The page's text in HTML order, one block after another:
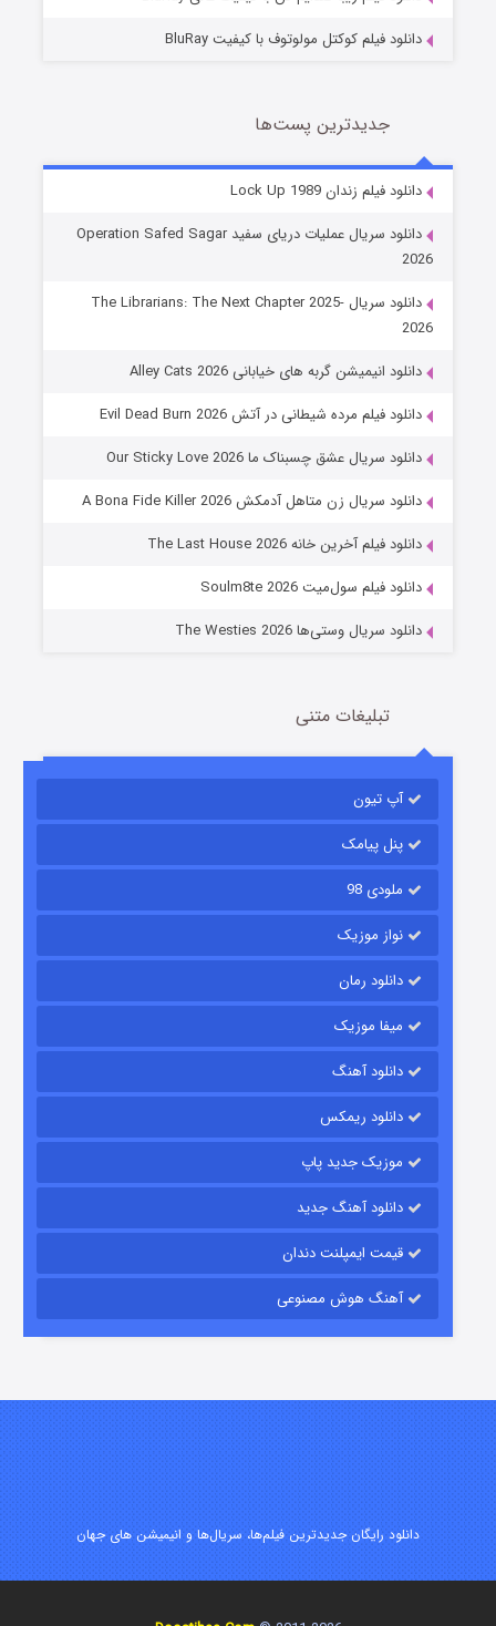
شوهر
عملیات آپارتمان
قسمت2 (زیرنویس) منتشر شد
مردگان متحرک: شهر مرده ۳
قسمت
شوگر فصل ۲
دانلود فیلم کوکتل مولوتوف با کیفیت BluRay
جدیدترین پست‌ها
دانلود فیلم زندان Lock Up 1989
دانلود سریال عملیات دریای سفید Operation Safed Sagar
2026
دانلود سریال The Librarians: The Next Chapter 2025-
2026
دانلود انیمیشن گربه های خیابانی Alley Cats 2026
دانلود فیلم مرده شیطانی در آتش Evil Dead Burn 2026
دانلود سریال عشق چسبناک ما Our Sticky Love 2026
دانلود سریال زن متاهل آدمکش A Bona Fide Killer 2026
دانلود فیلم آخرین خانه The Last House 2026
دانلود فیلم سول‌میت Soulm8te 2026
دانلود سریال وستی‌ها The Westies 2026
تبلیغات متنی
آپ تیون
پنل پیامک
ملودی 98
نواز موزیک
دانلود رمان
میفا موزیک
دانلود آهنگ
دانلود ریمکس
موزیک جدید پاپ
دانلود آهنگ جدید
قیمت ایمپلنت دندان
آهنگ هوش مصنوعی
دانلود رایگان جدیدترین فیلم‌ها، سریال‌ها و انیمیشن های جهان